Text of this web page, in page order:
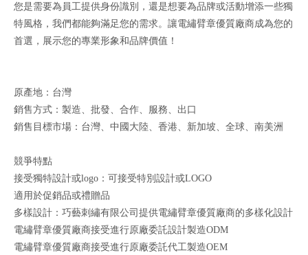
您是需要為員工提供身份識別，還是想要為品牌或活動增添一些獨
特風格，我們都能夠滿足您的需求。讓電繡臂章優質廠商成為您的
首選，展示您的專業形象和品牌價值！
原產地：台灣
銷售方式：製造、批發、合作、服務、出口
銷售目標市場：台灣、中國大陸、香港、新加坡、全球、南美洲
競爭特點
接受獨特設計或logo：可接受特別設計或LOGO
適用於促銷品或禮贈品
多樣設計：巧藝刺繡有限公司提供電繡臂章優質廠商的多樣化設計
電繡臂章優質廠商接受進行原廠委託設計製造ODM
電繡臂章優質廠商接受進行原廠委託代工製造OEM